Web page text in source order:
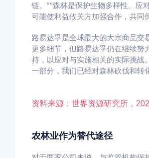
链。”“森林是保护生物多样性、应
可能使利益攸关方加强合作，共同
路易达孚是全球最大的大宗商品
更多细节，但路易达孚仍在继续努
持，以应对与实施相关的实际挑战
一部分，我们已经对森林砍伐和转
资料来源：世界资源研究所，
农林业作为替代途径